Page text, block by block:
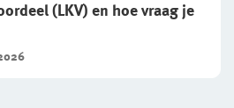
(LKV) en hoe vraag je